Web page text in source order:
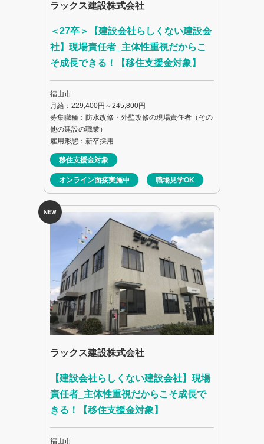
ラックス建設株式会社
＜27卒＞【建設会社らしくない建設会
社】現場責任者_主体性重視だからこ
そ成長できる！【移住支援金対象】
福山市
月給：229,400円～245,800円
募集職種：防水改修・外壁改修の現場責任者（その
他の建設の職業）
雇用形態：新卒採用
移住支援金対象
オンライン面接実施中 職場見学OK
ラックス建設株式会社
【建設会社らしくない建設会社】現場
責任者_主体性重視だからこそ成長で
きる！【移住支援金対象】
福山市